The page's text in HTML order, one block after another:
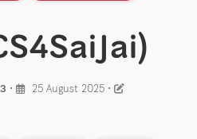
• 25 August 2025 •